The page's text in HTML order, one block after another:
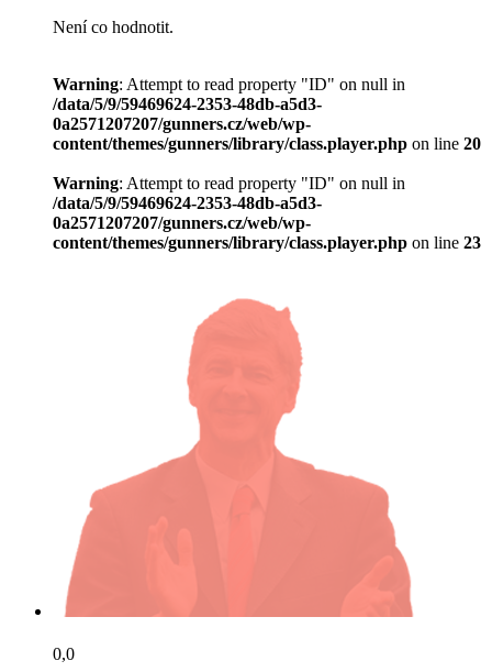
Není co hodnotit.
Warning: Attempt to read property "ID" on null in
/data/5/9/59469624-2353-48db-a5d3-
0a2571207207/gunners.cz/web/wp-
content/themes/gunners/library/class.player.php on line 20
Warning: Attempt to read property "ID" on null in
/data/5/9/59469624-2353-48db-a5d3-
0a2571207207/gunners.cz/web/wp-
content/themes/gunners/library/class.player.php on line 23
0,0